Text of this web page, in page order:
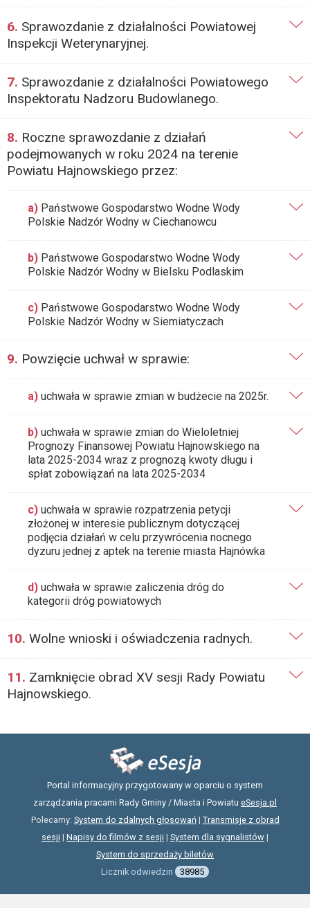
6. Sprawozdanie z działalności Powiatowej
Inspekcji Weterynaryjnej.
7. Sprawozdanie z działalności Powiatowego
Inspektoratu Nadzoru Budowlanego.
8. Roczne sprawozdanie z działań
podejmowanych w roku 2024 na terenie
Powiatu Hajnowskiego przez:
a) Państwowe Gospodarstwo Wodne Wody
Polskie Nadzór Wodny w Ciechanowcu
b) Państwowe Gospodarstwo Wodne Wody
Polskie Nadzór Wodny w Bielsku Podlaskim
c) Państwowe Gospodarstwo Wodne Wody
Polskie Nadzór Wodny w Siemiatyczach
9. Powzięcie uchwał w sprawie:
a) uchwała w sprawie zmian w budżecie na 2025r.
b) uchwała w sprawie zmian do Wieloletniej
Prognozy Finansowej Powiatu Hajnowskiego na
lata 2025-2034 wraz z prognozą kwoty długu i
spłat zobowiązań na lata 2025-2034
c) uchwała w sprawie rozpatrzenia petycji
złożonej w interesie publicznym dotyczącej
podjęcia działań w celu przywrócenia nocnego
dyzuru jednej z aptek na terenie miasta Hajnówka
d) uchwała w sprawie zaliczenia dróg do
kategorii dróg powiatowych
10. Wolne wnioski i oświadczenia radnych.
11. Zamknięcie obrad XV sesji Rady Powiatu
Hajnowskiego.
Portal informacyjny przygotowany w oparciu o system
zarządzania pracami Rady Gminy / Miasta i Powiatu eSesja.pl
Polecamy: System do zdalnych głosowań| Transmisje z obrad
sesji | Napisy do filmów z sesji | System dla sygnalistów |
System do sprzedaży biletów
Licznik odwiedzin
38985